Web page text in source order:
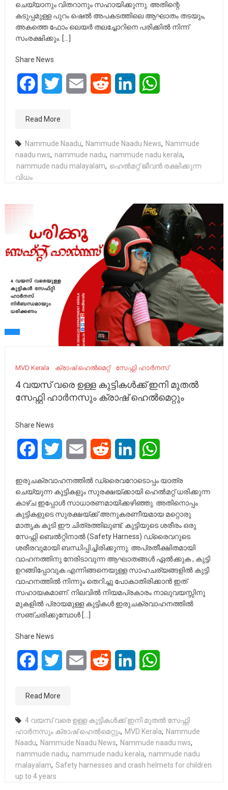
ചെയ്യാനും വിതറാനും സഹായിക്കുന്നു. അതിന്റെ
കടുപ്പമുള്ള പുറം ഷെൽ അപകടത്തിലെ ആഘാതം തടയും,
അകത്തെ ഫോം ലെയർ തലച്ചോറിനെ പരിക്കിൽ നിന്ന്
സംരക്ഷിക്കും. […]
Share News
FacebookTwitter Email Reddit LinkedIn
Read More
Nammude Naadu, Nammude Naadu News, Nammude
naadu nws, nammude nadu, nammude nadu kerala,
nammude nadu malayalam, ഹെൽമറ്റ് ജീവൻ രക്ഷിക്കുന്ന
വിധം
MVD Kerala ക്രാഷ് ഹെൽമെറ്റ് സേഫ്റ്റി ഹാർനസ്
4 വയസ് വരെ ഉള്ള കുട്ടികൾക്ക് ഇനി മുതൽ
സേഫ്റ്റി ഹാർനസും ക്രാഷ് ഹെൽമെറ്റും
Share News
FacebookTwitter Email Reddit LinkedIn
ഇരുചക്രവാഹനത്തിൽ ഡ്രൈവറോടൊപ്പം യാത്ര
ചെയ്യുന്ന കുട്ടികളും സുരക്ഷയ്ക്കായി ഹെൽമറ്റ് ധരിക്കുന്ന
കാഴ്ച ഇപ്പോൾ സാധാരണമായിക്കഴിഞ്ഞു. അതിനൊപ്പം
കുട്ടികളുടെ സുരക്ഷയ്ക്ക് അനുകരണീയമായ മറ്റൊരു
മാതൃക കൂടി ഈ ചിത്രത്തിലുണ്ട്. കുട്ടിയുടെ ശരീരം ഒരു
സേഫ്റ്റി ബെൽറ്റിനാൽ (Safety Harness) ഡ്രൈവറുടെ
ശരീരവുമായി ബന്ധിപ്പിച്ചിരിക്കുന്നു. അപ്രതീക്ഷിതമായി
വാഹനത്തിനു നേരിടാവുന്ന ആഘാതങ്ങൾ ഏൽക്കുക , കുട്ടി
ഉറങ്ങിപ്പോവുക എന്നിങ്ങനെയുള്ള സാഹചര്യങ്ങളിൽ കുട്ടി
വാഹനത്തിൽ നിന്നും തെറിച്ചു പോകാതിരിക്കാൻ ഇത്
സഹായകമാണ്. നിലവിൽ നിയമപ്രകാരം നാലുവയസ്സിനു
മുകളിൽ പ്രായമുള്ള കുട്ടികൾ ഇരുചക്രവാഹനത്തിൽ
സഞ്ചരിക്കുമ്പോൾ […]
Share News
FacebookTwitter Email Reddit LinkedIn
Read More
4 വയസ് വരെ ഉള്ള കുട്ടികൾക്ക് ഇനി മുതൽ സേഫ്റ്റി
ഹാർനസും ക്രാഷ് ഹെൽമെറ്റും, MVD Kerala, Nammude
Naadu, Nammude Naadu News, Nammude naadu nws,
nammude nadu, nammude nadu kerala, nammude nadu
malayalam, Safety harnesses and crash helmets for children
up to 4 years